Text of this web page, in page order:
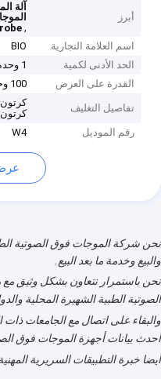
أبرز
آلة
,
اسم العلامة التجارية
BIO
الحد الأدنى لكمية
1 وحدة
القدرة على العرض
100 وحدة/شهر
تفاصيل التغليف
كرتون
رقم الموديل
W4
نحن شركة الموجات فوق الصوتية
والبيع وخدمة ما بعد البيع.
نحن باستمرار نتعاون بشكل وثيق
الصوتية الطبية الشهيرة المحلية
والبقاء على اتصال مع الجامعات ذات
أحدث بيانات أجهزة الموجات فوق
أيضا خبرة التطبيقات السريرية